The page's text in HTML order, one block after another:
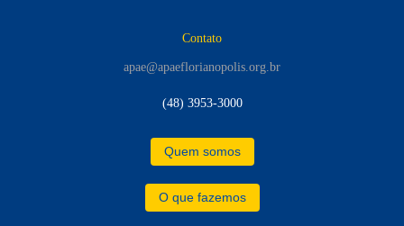
Contato
apae@apaeflorianopolis.org.br
(48) 3953-3000
Quem somos
O que fazemos